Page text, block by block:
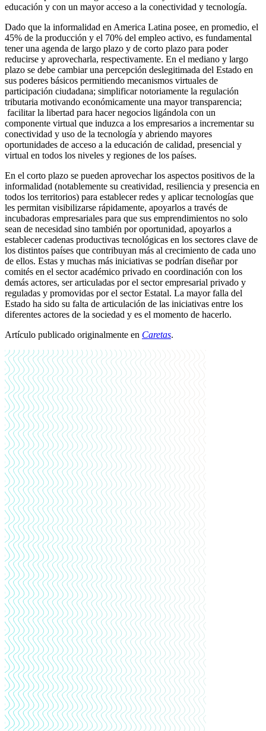
educación y con un mayor acceso a la conectividad y tecnología.
Dado que la informalidad en America Latina posee, en promedio, el
45% de la producción y el 70% del empleo activo, es fundamental
tener una agenda de largo plazo y de corto plazo para poder
reducirse y aprovecharla, respectivamente. En el mediano y largo
plazo se debe cambiar una percepción deslegitimada del Estado en
sus poderes básicos permitiendo mecanismos virtuales de
participación ciudadana; simplificar notoriamente la regulación
tributaria motivando económicamente una mayor transparencia;
facilitar la libertad para hacer negocios ligándola con un
componente virtual que induzca a los empresarios a incrementar su
conectividad y uso de la tecnología y abriendo mayores
oportunidades de acceso a la educación de calidad, presencial y
virtual en todos los niveles y regiones de los países.
En el corto plazo se pueden aprovechar los aspectos positivos de la
informalidad (notablemente su creatividad, resiliencia y presencia en
todos los territorios) para establecer redes y aplicar tecnologías que
les permitan visibilizarse rápidamente, apoyarlos a través de
incubadoras empresariales para que sus emprendimientos no solo
sean de necesidad sino también por oportunidad, apoyarlos a
establecer cadenas productivas tecnológicas en los sectores clave de
los distintos países que contribuyan más al crecimiento de cada uno
de ellos. Estas y muchas más iniciativas se podrían diseñar por
comités en el sector académico privado en coordinación con los
demás actores, ser articuladas por el sector empresarial privado y
reguladas y promovidas por el sector Estatal. La mayor falla del
Estado ha sido su falta de articulación de las iniciativas entre los
diferentes actores de la sociedad y es el momento de hacerlo.
Artículo publicado originalmente en Caretas.